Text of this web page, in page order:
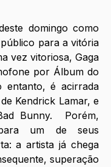
domingo como
para a vitória
vez vitoriosa, Gaga
por Álbum do
entanto, é acirrada
Bunny.  Porém,
um de seus
a artista já chega
superação